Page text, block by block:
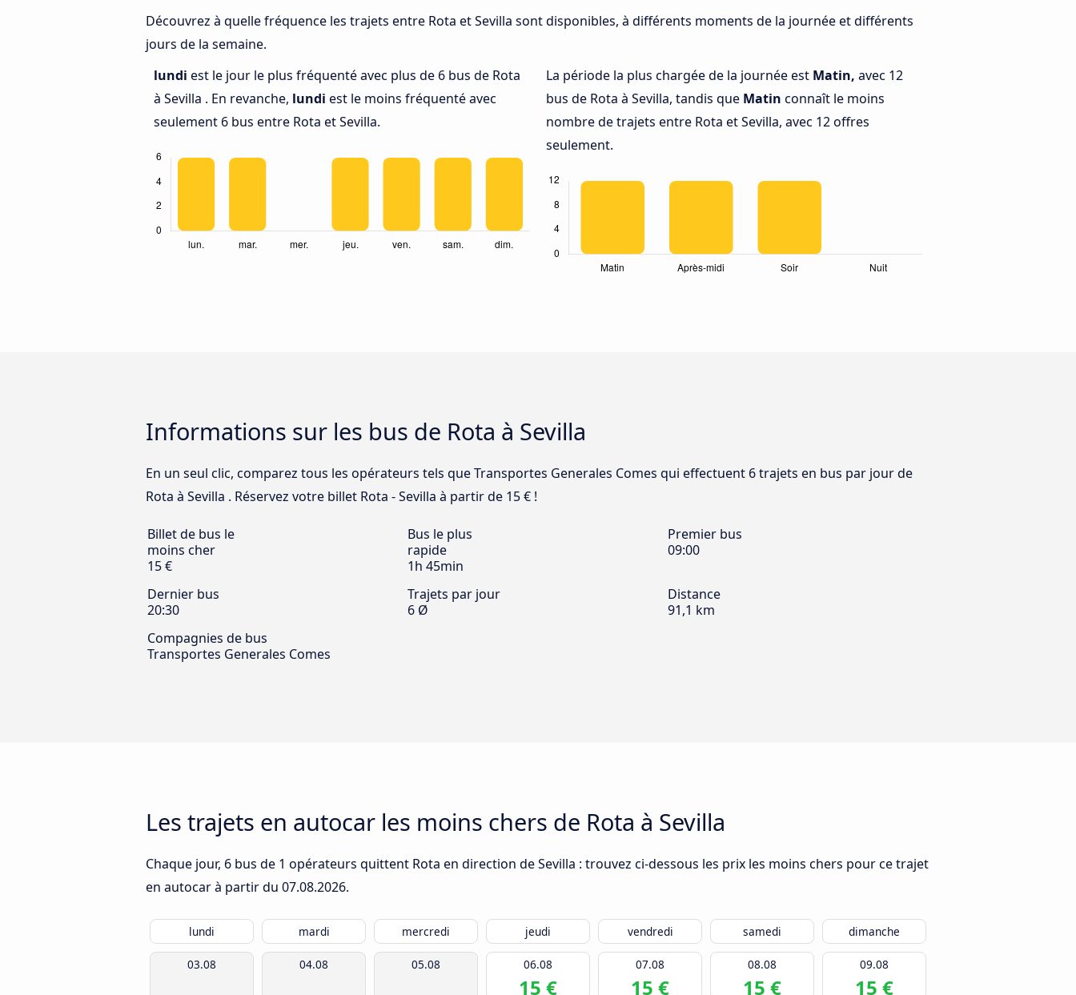
Découvrez à quelle fréquence les trajets entre Rota et Sevilla sont disponibles, à différents moments de la journée et différents
jours de la semaine.
lundi est le jour le plus fréquenté avec plus de 6 bus de Rota
à Sevilla . En revanche, lundi est le moins fréquenté avec
seulement 6 bus entre Rota et Sevilla.
La période la plus chargée de la journée est Matin, avec 12
bus de Rota à Sevilla, tandis que Matin connaît le moins
nombre de trajets entre Rota et Sevilla, avec 12 offres
seulement.
Informations sur les bus de Rota à Sevilla
En un seul clic, comparez tous les opérateurs tels que Transportes Generales Comes qui effectuent 6 trajets en bus par jour de
Rota à Sevilla . Réservez votre billet Rota - Sevilla à partir de 15 € !
Billet de bus le
moins cher
15 €
Bus le plus
rapide
1h 45min
Premier bus
09:00
Dernier bus
20:30
Trajets par jour
6 Ø
Distance
91,1 km
Compagnies de bus
Transportes Generales Comes
Les trajets en autocar les moins chers de Rota à Sevilla
Chaque jour, 6 bus de 1 opérateurs quittent Rota en direction de Sevilla : trouvez ci-dessous les prix les moins chers pour ce trajet
en autocar à partir du 07.08.2026.
lundi mardi mercredi jeudi vendredi samedi dimanche
03.08 04.08 05.08 06.08
15 €
07.08
15 €
08.08
15 €
09.08
15 €